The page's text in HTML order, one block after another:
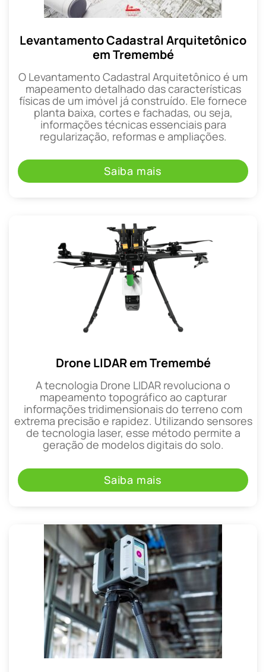
Levantamento Cadastral Arquitetônico
em Tremembé
O Levantamento Cadastral Arquitetônico é um
mapeamento detalhado das características
físicas de um imóvel já construído. Ele fornece
planta baixa, cortes e fachadas, ou seja,
informações técnicas essenciais para
regularização, reformas e ampliações.
Saiba mais
Drone LIDAR em Tremembé
A tecnologia Drone LIDAR revoluciona o
mapeamento topográfico ao capturar
informações tridimensionais do terreno com
extrema precisão e rapidez. Utilizando sensores
de tecnologia laser, esse método permite a
geração de modelos digitais do solo.
Saiba mais